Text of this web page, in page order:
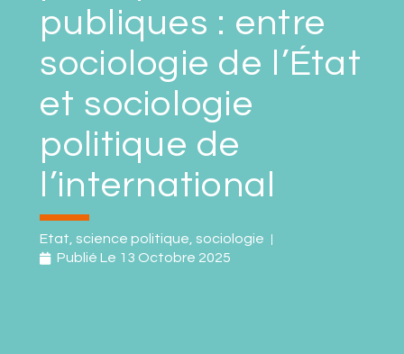
publiques : entre
sociologie de l’État
et sociologie
politique de
l’international
Etat,science politique,sociologie
Publié Le 13 Octobre 2025